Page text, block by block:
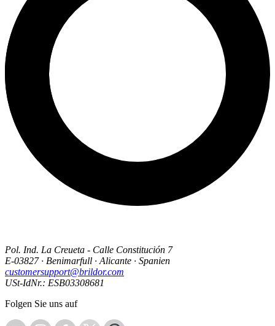
Pol. Ind. La Creueta - Calle Constitución 7
E-03827 · Benimarfull · Alicante · Spanien
customersupport@brildor.com
USt-IdNr.: ESB03308681
Folgen Sie uns auf